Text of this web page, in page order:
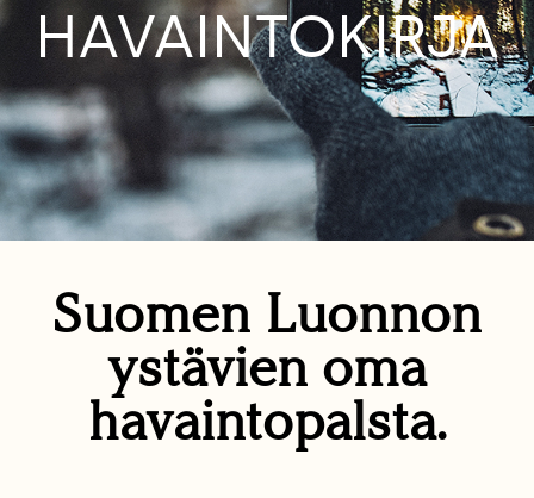
HAVAINTOKIRJA
Suomen Luonnon
ystävien oma
havaintopalsta.